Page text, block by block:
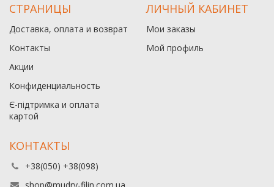
СТРАНИЦЫ
Доставка, оплата и возврат
Контакты
Акции
Конфиденциальность
Є-підтримка и оплата
картой
ЛИЧНЫЙ КАБИНЕТ
Мои заказы
Мой профиль
КОНТАКТЫ
+38(050) +38(098)